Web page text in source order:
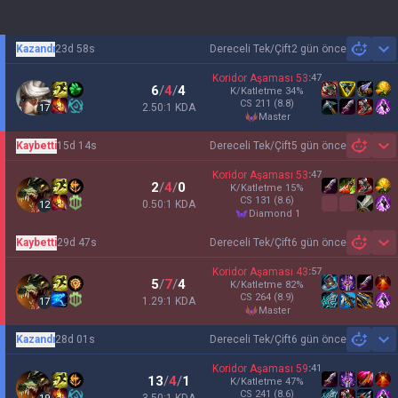
Dereceli Tek/Çift2 gün önce
Kazandı23d 58s
17
6/4/4
2.50:1 KDA
Koridor Aşaması 53:47
K/Katletme 34%
CS 211 (8.8)
master
Dereceli Tek/Çift5 gün önce
Kaybetti15d 14s
12
2/4/0
0.50:1 KDA
Koridor Aşaması 53:47
K/Katletme 15%
CS 131 (8.6)
diamond 1
Dereceli Tek/Çift6 gün önce
Kaybetti29d 47s
17
5/7/4
1.29:1 KDA
Koridor Aşaması 43:57
K/Katletme 82%
CS 264 (8.9)
master
Dereceli Tek/Çift6 gün önce
Kazandı28d 01s
13/4/1
Koridor Aşaması 59:41
K/Katletme 47%
CS 241 (8.6)